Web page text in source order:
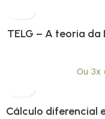
TELG – A teoria da
Ou 3x
Cálculo diferencial